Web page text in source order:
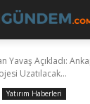
Yavaş Açıkladı:
Uzatılacak...
Yatırım Haberleri